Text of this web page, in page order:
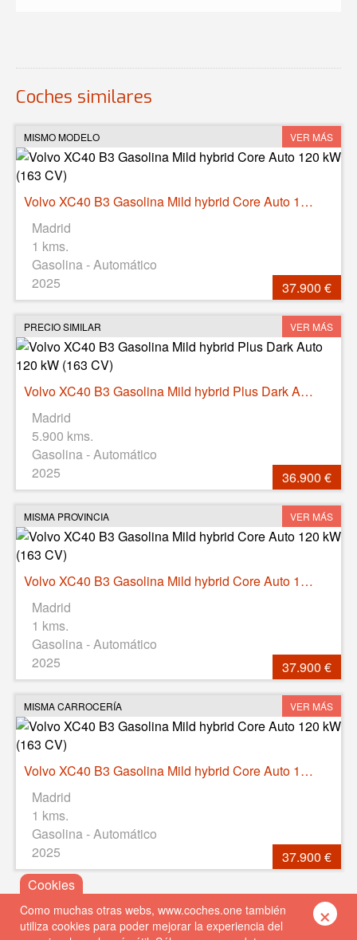
Coches similares
MISMO MODELO VER MÁS
Volvo XC40 B3 Gasolina Mild hybrid Core Auto 120 kW (163 CV)
Madrid
1 kms.
Gasolina - Automático
2025
37.900 €
PRECIO SIMILAR VER MÁS
Volvo XC40 B3 Gasolina Mild hybrid Plus Dark Auto 120 kW (163 CV)
Madrid
5.900 kms.
Gasolina - Automático
2025
36.900 €
MISMA PROVINCIA VER MÁS
Volvo XC40 B3 Gasolina Mild hybrid Core Auto 120 kW (163 CV)
Madrid
1 kms.
Gasolina - Automático
2025
37.900 €
MISMA CARROCERÍA VER MÁS
Volvo XC40 B3 Gasolina Mild hybrid Core Auto 120 kW (163 CV)
Madrid
1 kms.
Gasolina - Automático
2025
37.900 €
Como muchas otras webs, www.coches.one también
utiliza cookies para poder mejorar la experiencia del
×